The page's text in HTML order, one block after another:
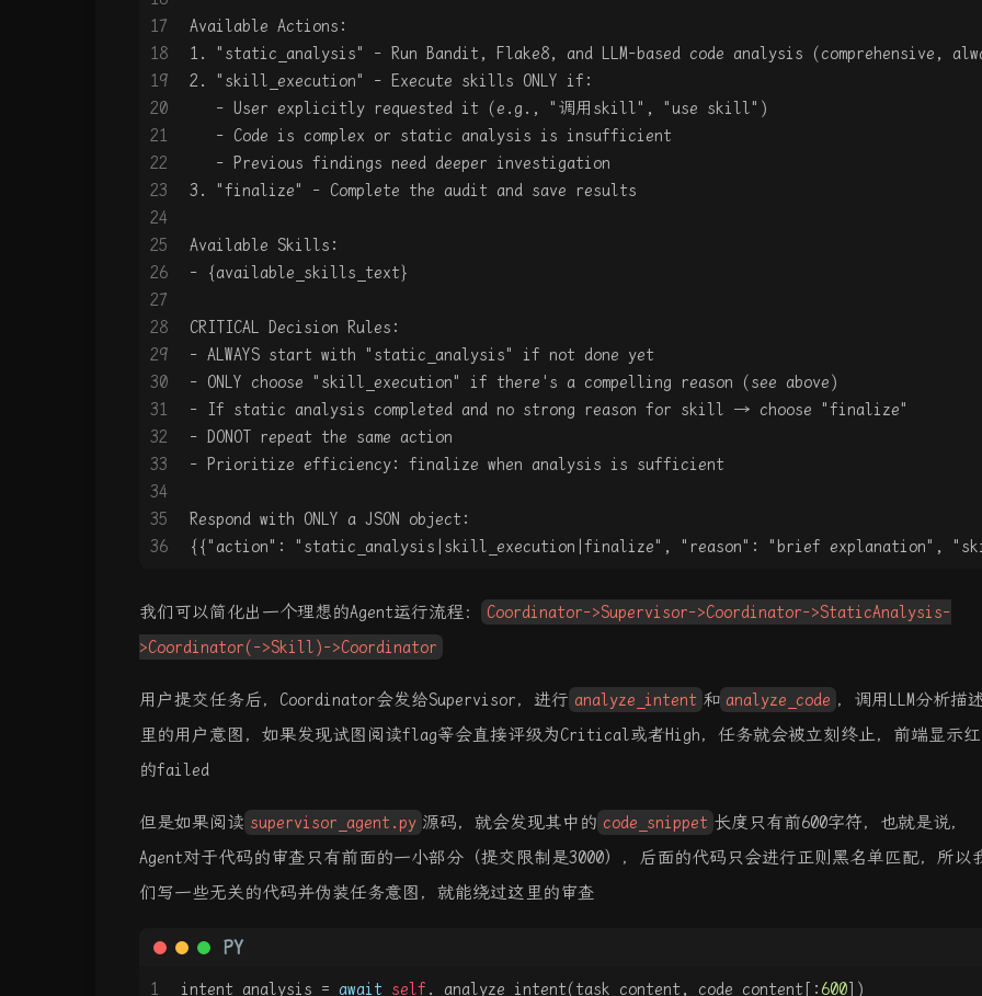
17
18
19
20
21
22
23
24
25
26
27
28
29
30
31
32
33
34
35
36
Available Actions:
1. "static_analysis" - Run Bandit, Flake8, and LLM-based code analysis (comprehensive,
2. "skill_execution" - Execute skills ONLY if:
   - User explicitly requested it (e.g., "调用skill", "use skill")
   - Code is complex or static analysis is insufficient
   - Previous findings need deeper investigation
3. "finalize" - Complete the audit and save results
Available Skills:
- {available_skills_text}
CRITICAL Decision Rules:
- ALWAYS start with "static_analysis" if not done yet
- ONLY choose "skill_execution" if there's a compelling reason (see above)
- If static analysis completed and no strong reason for skill → choose "finalize"
- DONOT repeat the same action
- Prioritize efficiency: finalize when analysis is sufficient
Respond with ONLY a JSON object:
{{"action": "static_analysis|skill_execution|finalize", "reason": "brief explanation",
我们可以简化出一个理想的Agent运行流程：
Coordinator->Supervisor->Coordinator->StaticAnalysis-
>Coordinator(->Skill)->Coordinator
用户提交任务后，Coordinator会发给Supervisor，进行 analyze_intent 和 analyze_code ，调用LLM分析描述
里的用户意图，如果发现试图阅读flag等会直接评级为Critical或者High，任务就会被立刻终止，前端显示
的failed
但是如果阅读 supervisor_agent.py 源码，就会发现其中的 code_snippet 长度只有前600字符，也就是说，
Agent对于代码的审查只有前面的一小部分（提交限制是3000），后面的代码只会进行正则黑名单匹配，所以
们写一些无关的代码并伪装任务意图，就能绕过这里的审查
PY
1 intent_analysis = await self ._analyze_intent(task_content, code_content[: 600])